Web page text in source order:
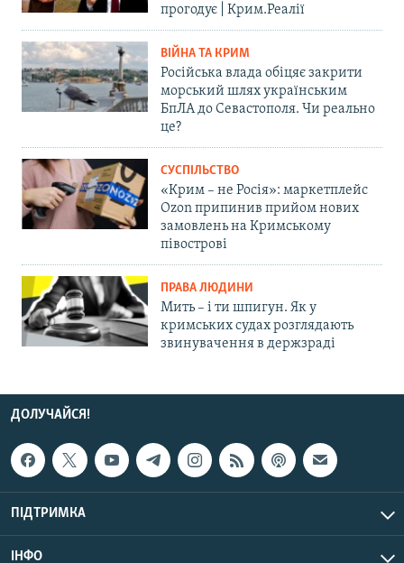
прогодує | Крим.Реалії
ВІЙНА ТА КРИМ
Російська влада обіцяє закрити
морський шлях українським
БпЛА до Севастополя. Чи реально
це?
СУСПІЛЬСТВО
«Крим – не Росія»: маркетплейс
Ozon припинив прийом нових
замовлень на Кримському
півострові
ПРАВА ЛЮДИНИ
Мить – і ти шпигун. Як у
кримських судах розглядають
звинувачення в держзраді
ДОЛУЧАЙСЯ!
ПІДТРИМКА
ІНФО